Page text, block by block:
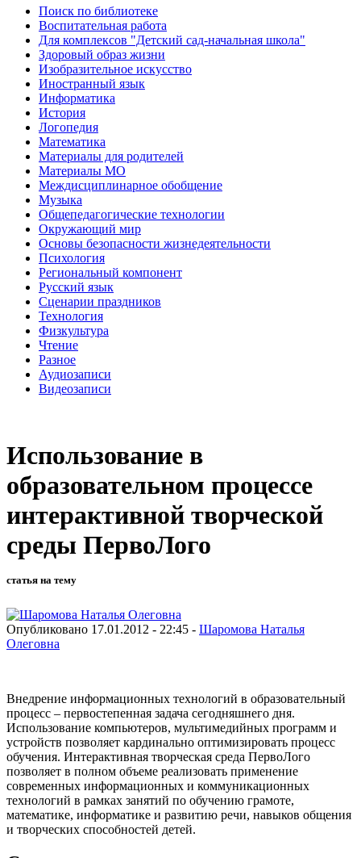
Поиск по библиотеке
Воспитательная работа
Для комплексов "Детский сад-начальная школа"
Здоровый образ жизни
Изобразительное искусство
Иностранный язык
Информатика
История
Логопедия
Математика
Материалы для родителей
Материалы МО
Междисциплинарное обобщение
Музыка
Общепедагогические технологии
Окружающий мир
Основы безопасности жизнедеятельности
Психология
Региональный компонент
Русский язык
Сценарии праздников
Технология
Физкультура
Чтение
Разное
Аудиозаписи
Видеозаписи
Использование в
образовательном процессе
интерактивной творческой
среды ПервоЛого
статья на тему
Опубликовано 17.01.2012 - 22:45 - Шаромова Наталья
Олеговна
Внедрение информационных технологий в образовательный
процесс – первостепенная задача сегодняшнего дня.
Использование компьютеров, мультимедийных программ и
устройств позволяет кардинально оптимизировать процесс
обучения. Интерактивная творческая среда ПервоЛого
позволяет в полном объеме реализовать применение
современных информационных и коммуникационных
технологий в рамках занятий по обучению грамоте,
математике, информатике и развитию речи, навыков общения
и творческих способностей детей.